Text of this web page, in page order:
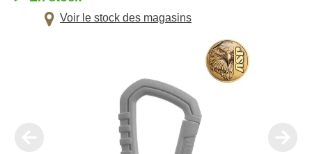
Voir le stock des magasins